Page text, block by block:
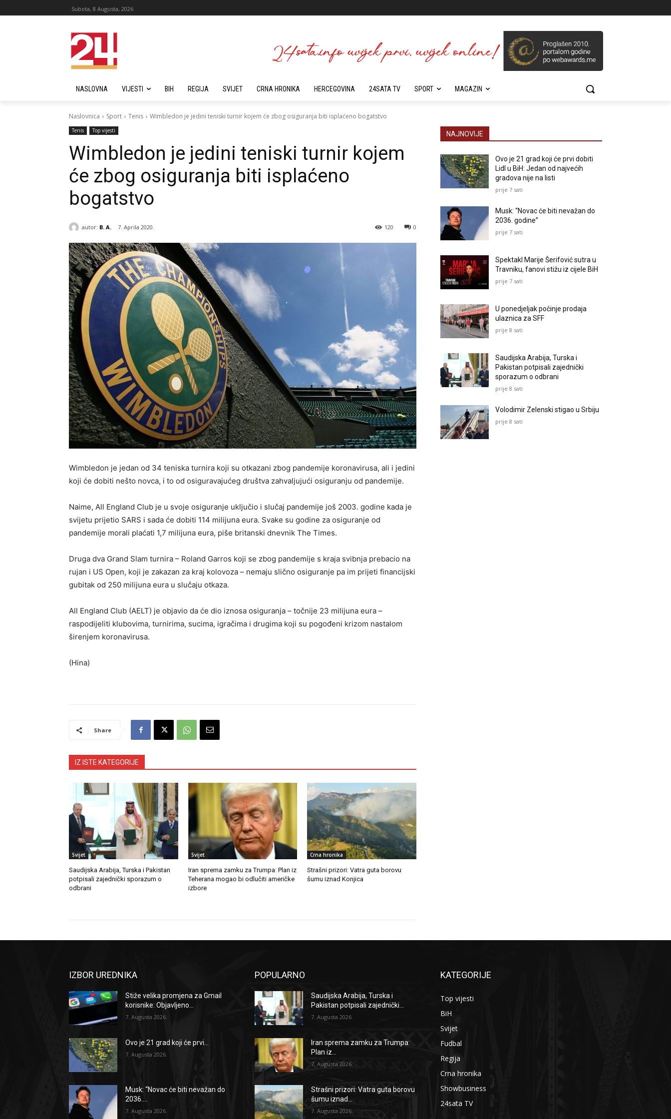
Subota, 8 Augusta, 2026
NASLOVNA VIJESTI BIH REGIJA SVIJET CRNA HRONIKA HERCEGOVINA 24SATA TV SPORT MAGAZIN
Naslovnica Sport Tenis Wimbledon je jedini teniski turnir kojem će zbog osiguranja biti isplaćeno bogatstvo
Tenis Top vijesti
Wimbledon je jedini teniski turnir kojem
će zbog osiguranja biti isplaćeno
bogatstvo
autor: B. A. 7. Aprila 2020. 0
120
Wimbledon je jedan od 34 teniska turnira koji su otkazani zbog pandemije koronavirusa, ali i jedini
koji će dobiti nešto novca, i to od osiguravajućeg društva zahvaljujući osiguranju od pandemije.
Naime, All England Club je u svoje osiguranje uključio i slučaj pandemije još 2003. godine kada je
svijetu prijetio SARS i sada će dobiti 114 milijuna eura. Svake su godine za osiguranje od
pandemije morali plaćati 1,7 milijuna eura, piše britanski dnevnik The Times.
Druga dva Grand Slam turnira – Roland Garros koji se zbog pandemije s kraja svibnja prebacio na
rujan i US Open, koji je zakazan za kraj kolovoza – nemaju slično osiguranje pa im prijeti financijski
gubitak od 250 milijuna eura u slučaju otkaza.
All England Club (AELT) je objavio da će dio iznosa osiguranja – točnije 23 milijuna eura –
raspodijeliti klubovima, turnirima, sucima, igračima i drugima koji su pogođeni krizom nastalom
širenjem koronavirusa.
(Hina)
Share
IZ ISTE KATEGORIJE
Svijet
Saudijska Arabija, Turska i Pakistan
potpisali zajednički sporazum o
odbrani
Svijet
Iran sprema zamku za Trumpa: Plan iz
Teherana mogao bi odlučiti američke
izbore
Crna hronika
Strašni prizori: Vatra guta borovu
šumu iznad Konjica
NAJNOVIJE
Ovo je 21 grad koji će prvi dobiti
Lidl u BiH: Jedan od najvećih
gradova nije na listi
prije 7 sati
Musk: “Novac će biti nevažan do
2036. godine”
prije 7 sati
Spektakl Marije Šerifović sutra u
Travniku, fanovi stižu iz cijele BiH
prije 7 sati
U ponedjeljak počinje prodaja
ulaznica za SFF
prije 8 sati
Saudijska Arabija, Turska i
Pakistan potpisali zajednički
sporazum o odbrani
prije 8 sati
Volodimir Zelenski stigao u Srbiju
prije 8 sati
IZBOR UREDNIKA
Stiže velika promjena za Gmail
korisnike: Objavljeno...
7. Augusta 2026.
Ovo je 21 grad koji će prvi...
7. Augusta 2026.
Musk: “Novac će biti nevažan do
2036....
7. Augusta 2026.
POPULARNO
Saudijska Arabija, Turska i
Pakistan potpisali zajednički...
7. Augusta 2026.
Iran sprema zamku za Trumpa:
Plan iz...
7. Augusta 2026.
Strašni prizori: Vatra guta borovu
šumu iznad...
7. Augusta 2026.
KATEGORIJE
Top vijesti
BiH
Svijet
Fudbal
Regija
Crna hronika
Showbusiness
24sata TV